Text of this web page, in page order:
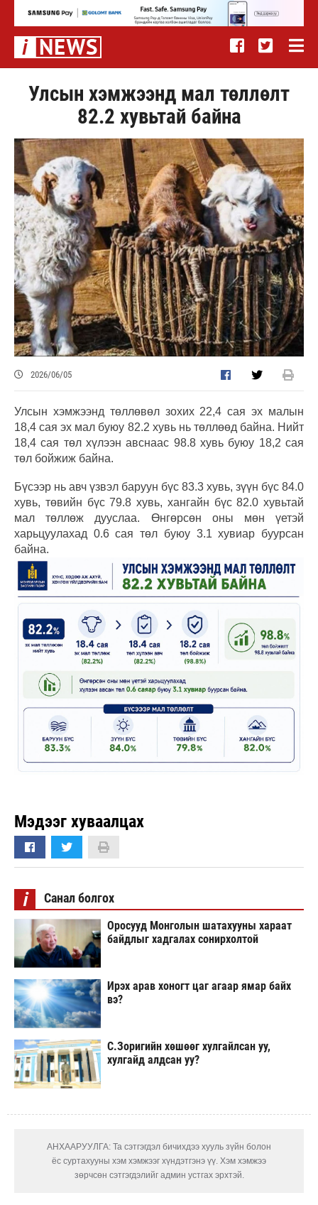
Улсын хэмжээнд мал төллөлт
82.2 хувьтай байна
2026/06/05
Улсын хэмжээнд төллөвөл зохих 22,4 сая эх малын
18,4 сая эх мал буюу 82.2 хувь нь төллөөд байна. Нийт
18,4 сая төл хүлээн авснаас 98.8 хувь буюу 18,2 сая
төл бойжиж байна.
Бүсээр нь авч үзвэл баруун бүс 83.3 хувь, зүүн бүс 84.0
хувь, төвийн бүс 79.8 хувь, хангайн бүс 82.0 хувьтай
мал төллөж дууслаа. Өнгөрсөн оны мөн үетэй
харьцуулахад 0.6 сая төл буюу 3.1 хувиар буурсан
байна.
Мэдээг хуваалцах
i Санал болгох
Оросууд Монголын шатахууны хараат
байдлыг хадгалах сонирхолтой
Ирэх арав хоногт цаг агаар ямар байх
вэ?
С.Зоригийн хөшөөг хулгайлсан уу,
хулгайд алдсан уу?
АНХААРУУЛГА: Та сэтгэгдэл бичихдээ хууль зүйн болон
ёс суртахууны хэм хэмжээг хүндэтгэнэ үү. Хэм хэмжээ
зөрчсөн сэтгэгдэлийг админ устгах эрхтэй.